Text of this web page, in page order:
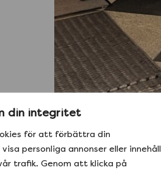
din integritet
för att förbättra din
personliga annonser eller innehåll
trafik. Genom att klicka på
BESTÄLL